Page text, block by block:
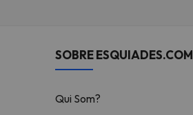
SOBRE ESQUIADES.COM
Qui Som?